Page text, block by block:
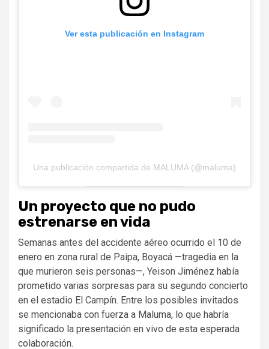
Ver esta publicación en Instagram
Una publicación compartida de MALUMA (@maluma)
Un proyecto que no pudo
estrenarse en vida
Semanas antes del accidente aéreo ocurrido el 10 de
enero en zona rural de Paipa, Boyacá —tragedia en la
que murieron seis personas—, Yeison Jiménez había
prometido varias sorpresas para su segundo concierto
en el estadio El Campín. Entre los posibles invitados
se mencionaba con fuerza a Maluma, lo que habría
significado la presentación en vivo de esta esperada
colaboración.